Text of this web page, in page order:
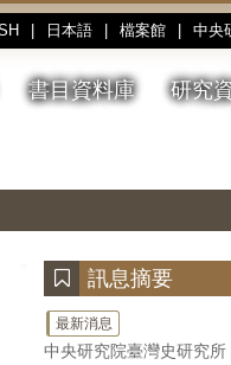
日本語 檔案館 中央
書目資料庫 研究
訊息摘要
最新消息
中央研究院臺灣史研究所